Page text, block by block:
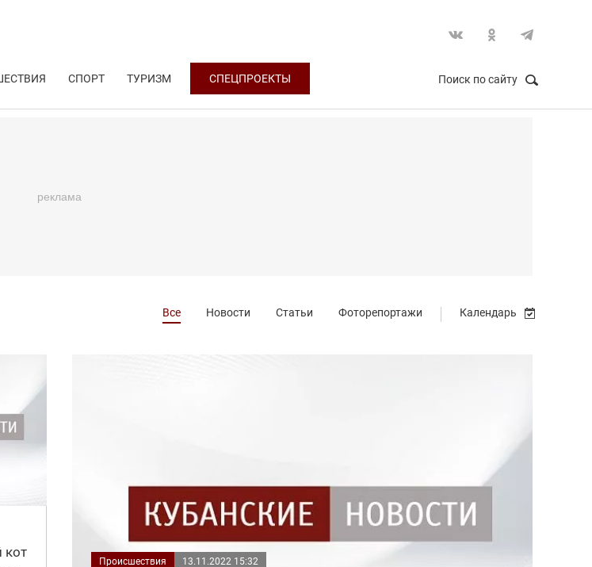
СПОРТ ТУРИЗМ СПЕЦПРОЕКТЫ Поиск по сайту
Все Новости Статьи Фоторепортажи Календарь
кот
Происшествия 13.11.2022 15:32